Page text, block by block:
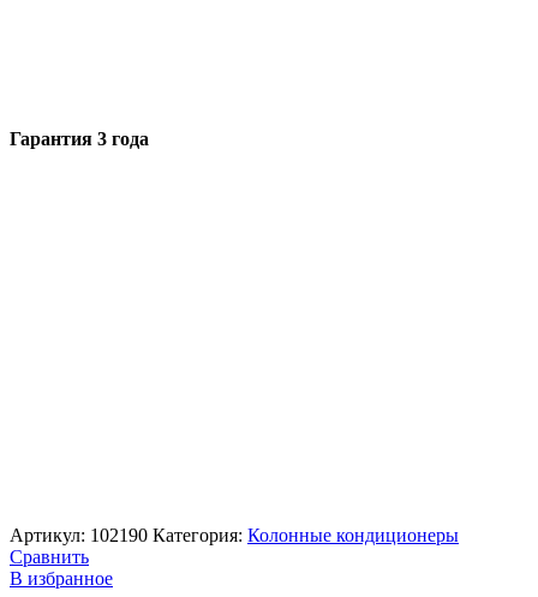
Гарантия 3 года
Артикул: 102190 Категория: Колонные кондиционеры
Сравнить
В избранное